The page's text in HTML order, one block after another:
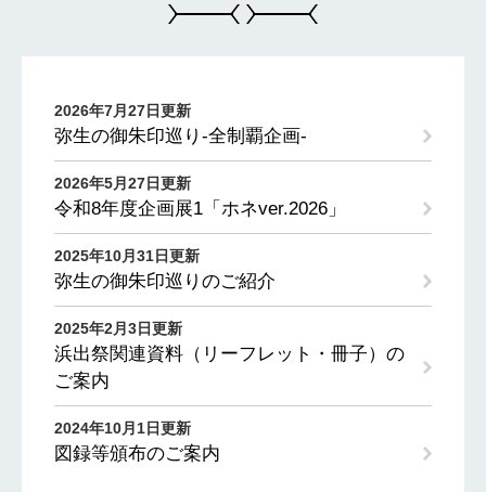
2026年7月27日更新
弥生の御朱印巡り-全制覇企画-
2026年5月27日更新
令和8年度企画展1「ホネver.2026」
2025年10月31日更新
弥生の御朱印巡りのご紹介
2025年2月3日更新
浜出祭関連資料（リーフレット・冊子）の
ご案内
2024年10月1日更新
図録等頒布のご案内